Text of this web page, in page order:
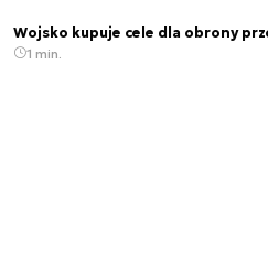
Wojsko kupuje cele dla obrony
1 min.